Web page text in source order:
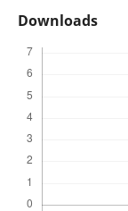
Downloads